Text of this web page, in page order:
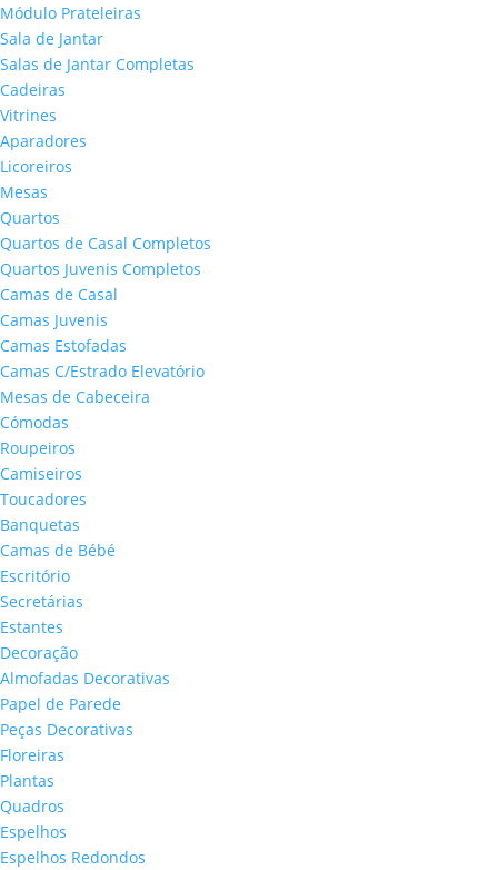
Módulo Prateleiras
Sala de Jantar
Salas de Jantar Completas
Cadeiras
Vitrines
Aparadores
Licoreiros
Mesas
Quartos
Quartos de Casal Completos
Quartos Juvenis Completos
Camas de Casal
Camas Juvenis
Camas Estofadas
Camas C/Estrado Elevatório
Mesas de Cabeceira
Cómodas
Roupeiros
Camiseiros
Toucadores
Banquetas
Camas de Bébé
Escritório
Secretárias
Estantes
Decoração
Almofadas Decorativas
Papel de Parede
Peças Decorativas
Floreiras
Plantas
Quadros
Espelhos
Espelhos Redondos